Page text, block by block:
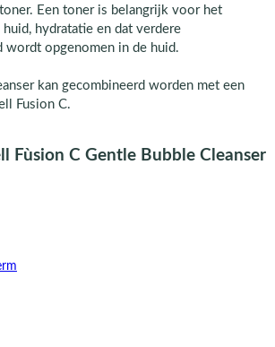
Een toner is belangrijk voor het
hydratatie en dat verdere
wordt opgenomen in de huid.
kan gecombineerd worden met een
Fusion C.
Fùsion C Gentle Bubble Cleanser